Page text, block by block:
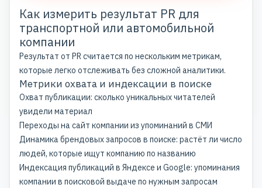
Как измерить результат PR для
транспортной или автомобильной
компании
Результат от PR считается по нескольким метрикам,
которые легко отслеживать без сложной аналитики.
Метрики охвата и индексации в поиске
Охват публикации: сколько уникальных читателей
увидели материал
Переходы на сайт компании из упоминаний в СМИ
Динамика брендовых запросов в поиске: растёт ли число
людей, которые ищут компанию по названию
Индексация публикаций в Яндексе и Google: упоминания
компании в поисковой выдаче по нужным запросам